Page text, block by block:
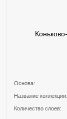
Основа:
Название коллекции:
Количество слоев: